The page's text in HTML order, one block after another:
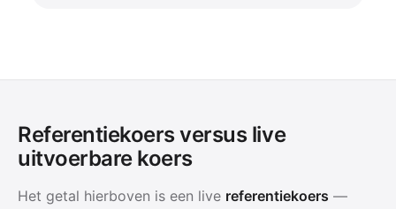
Referentiekoers versus live
uitvoerbare koers
Het getal hierboven is een live referentiekoers —